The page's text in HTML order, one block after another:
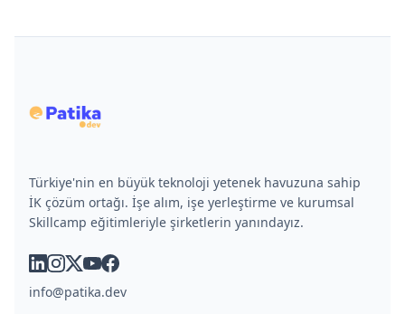
Türkiye'nin en büyük teknoloji yetenek havuzuna sahip
İK çözüm ortağı. İşe alım, işe yerleştirme ve kurumsal
Skillcamp eğitimleriyle şirketlerin yanındayız.
linkedin
instagram
x youtube
facebook
info@patika.dev